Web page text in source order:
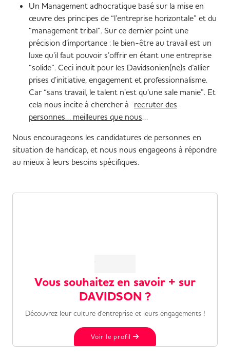
Un Management adhocratique basé sur la mise en
œuvre des principes de “l’entreprise horizontale” et du
“management tribal”. Sur ce dernier point une
précision d’importance : le bien-être au travail est un
luxe qu’il faut pouvoir s’offrir en étant une entreprise
“solide”. Ceci induit pour les Davidsonien(ne)s d’allier
prises d’initiative, engagement et professionnalisme.
Car “sans travail, le talent n’est qu’une sale manie”. Et
cela nous incite à chercher à recruter des
personnes… meilleures que nous…
Nous encourageons les candidatures de personnes en
situation de handicap, et nous nous engageons à répondre
au mieux à leurs besoins spécifiques.
Vous souhaitez en savoir + sur
DAVIDSON ?
Découvrez leur culture d'entreprise et leurs engagements !
Voir le profil